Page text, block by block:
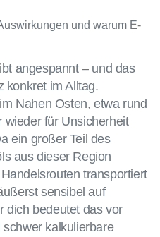
angespannt – und das
konkret im Alltag.
Nahen Osten, etwa rund
wieder für Unsicherheit
ein großer Teil des
aus dieser Region
transportiert
sensibel auf
dich bedeutet das vor
kalkulierbare